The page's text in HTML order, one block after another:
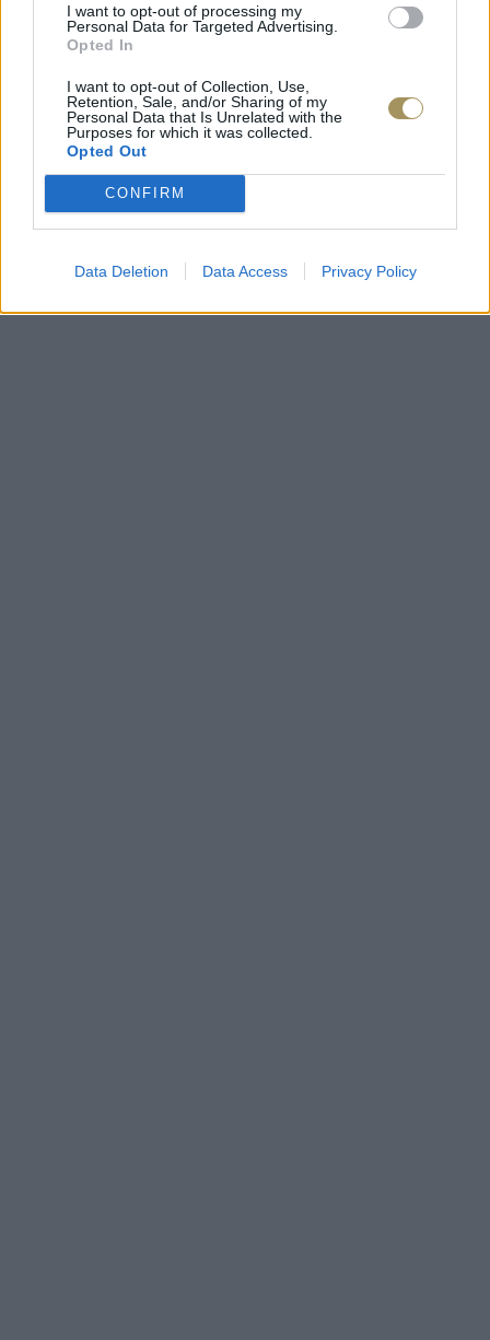
I want to opt-out of processing my
Personal Data for Targeted Advertising.
Opted In
I want to opt-out of Collection, Use,
Retention, Sale, and/or Sharing of my
Personal Data that Is Unrelated with the
Purposes for which it was collected.
Opted Out
CONFIRM
Data Deletion Data Access Privacy Policy